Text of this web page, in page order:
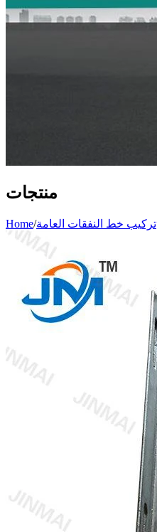
منتجات
Home/تركيب خط النفقات العامة